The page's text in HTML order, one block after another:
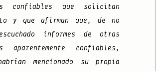
confiables que solicitan
y que afirman que, de no
informes de otras
aparentemente confiables,
mencionado su propia